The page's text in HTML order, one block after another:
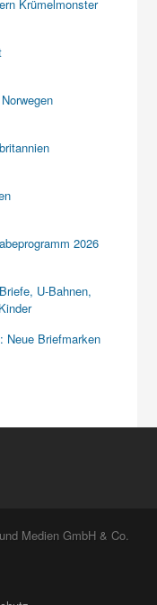
Krümelmonster
2026
U-Bahnen,
Neue Briefmarken
Medien GmbH & Co.